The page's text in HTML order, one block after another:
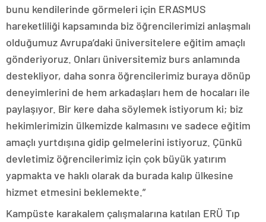
bunu kendilerinde görmeleri için ERASMUS
hareketliliği kapsamında biz öğrencilerimizi anlaşmalı
olduğumuz Avrupa’daki üniversitelere eğitim amaçlı
gönderiyoruz. Onları üniversitemiz burs anlamında
destekliyor, daha sonra öğrencilerimiz buraya dönüp
deneyimlerini de hem arkadaşları hem de hocaları ile
paylaşıyor. Bir kere daha söylemek istiyorum ki; biz
hekimlerimizin ülkemizde kalmasını ve sadece eğitim
amaçlı yurtdışına gidip gelmelerini istiyoruz. Çünkü
devletimiz öğrencilerimiz için çok büyük yatırım
yapmakta ve haklı olarak da burada kalıp ülkesine
hizmet etmesini beklemekte.”
Kampüste karakalem çalışmalarına katılan ERÜ Tıp